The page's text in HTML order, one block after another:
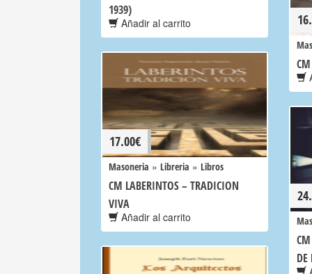
1939)
Añadir al carrito
17.00€
Masoneria » Libreria » Libros
CM LABERINTOS – TRADICION
VIVA
Añadir al carrito